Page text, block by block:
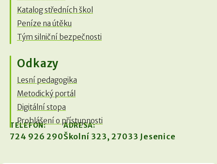
Katalog středních škol
Peníze na útěku
Tým silniční bezpečnosti
Odkazy
Lesní pedagogika
Metodický portál
Digitální stopa
Prohlášení o přístupnosti
TELEFON:
724 926 290
ADRESA:
Školní 323, 27033 Jesenice